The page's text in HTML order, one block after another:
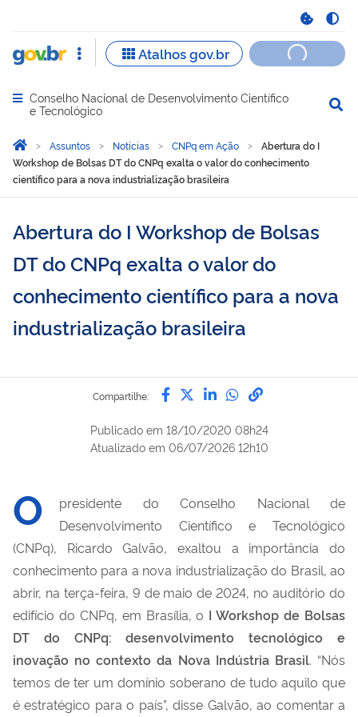
Abrir menu principal de navegação
Conselho Nacional de Desenvolvimento Científico
e Tecnológico
Você está aqui:
Página Inicial
Assuntos Notícias CNPq em Ação
Abertura do I
Workshop de Bolsas DT do CNPq exalta o valor do conhecimento
científico para a nova industrialização brasileira
Abertura do I Workshop de Bolsas
DT do CNPq exalta o valor do
conhecimento científico para a nova
industrialização brasileira
Compartilhe: Compartilhe por Facebook
Compartilhe por Twitter
Compartilhe por
Compartilhe
link para
Publicado em 18/10/2020 08h24
Atualizado em 06/07/2026 12h10
O
presidente do Conselho Nacional de
Desenvolvimento Científico e Tecnológico
(CNPq), Ricardo Galvão, exaltou a importância do
conhecimento para a nova industrialização do Brasil, ao
abrir, na terça-feira, 9 de maio de 2024, no auditório do
edifício do CNPq, em Brasília, o I Workshop de Bolsas
DT do CNPq: desenvolvimento tecnológico e
inovação no contexto da Nova Indústria Brasil. “Nós
temos de ter um domínio soberano de tudo aquilo que
é estratégico para o país”, disse Galvão, ao comentar a